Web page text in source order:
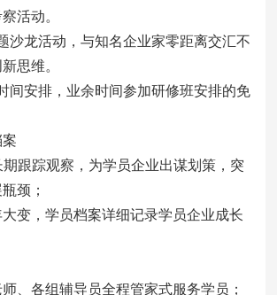
活动。
沙龙活动，与知名企业家零距离交汇不
思维。
间安排，业余时间参加研修班安排的免
跟踪观察，为学员企业出谋划策，突
颈；
变，学员档案详细记录学员企业成长
、各组辅导员全程管家式服务学员；